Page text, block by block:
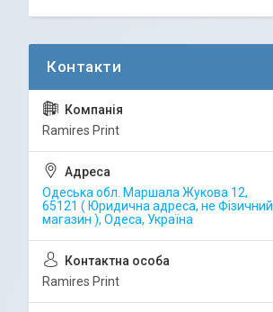
Ramires Print
Одеська обл. Маршала Жукова 12,
65121 ( Юридична адреса, не Фізичний
магазин ), Одеса, Україна
Ramires Print